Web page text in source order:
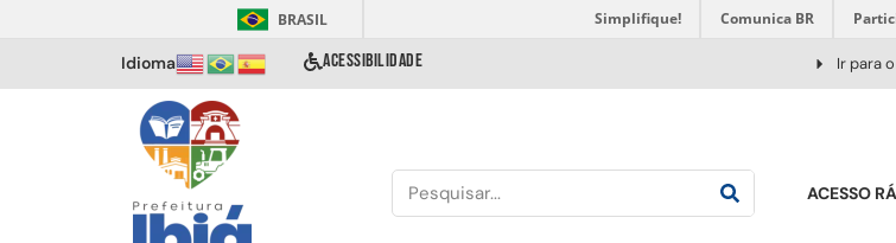
BRASIL Simplifique! Comunica BR
Idioma ACESSIBILIDADE Ir para
ACESSO